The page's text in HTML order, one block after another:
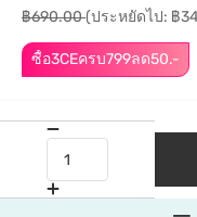
ซื้อ3CEครบ799ลด50.-
฿690.00(ประหยัดไป: ฿